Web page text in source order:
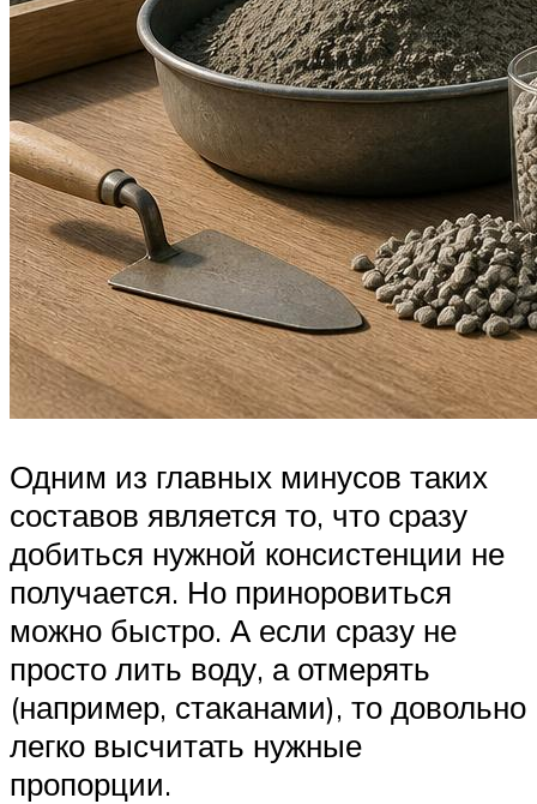
Одним из главных минусов таких
составов является то, что сразу
добиться нужной консистенции не
получается. Но приноровиться
можно быстро. А если сразу не
просто лить воду, а отмерять
(например, стаканами), то довольно
легко высчитать нужные
пропорции.